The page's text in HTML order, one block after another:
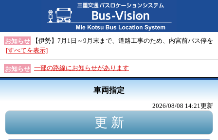
お知らせ
【伊勢】7月1日～9月末まで、道路工事のため、内宮前バス停を
[すべてを表示]
お知らせ 一部の路線にお知らせがあります
車両指定
2026/08/08 14:21 更新